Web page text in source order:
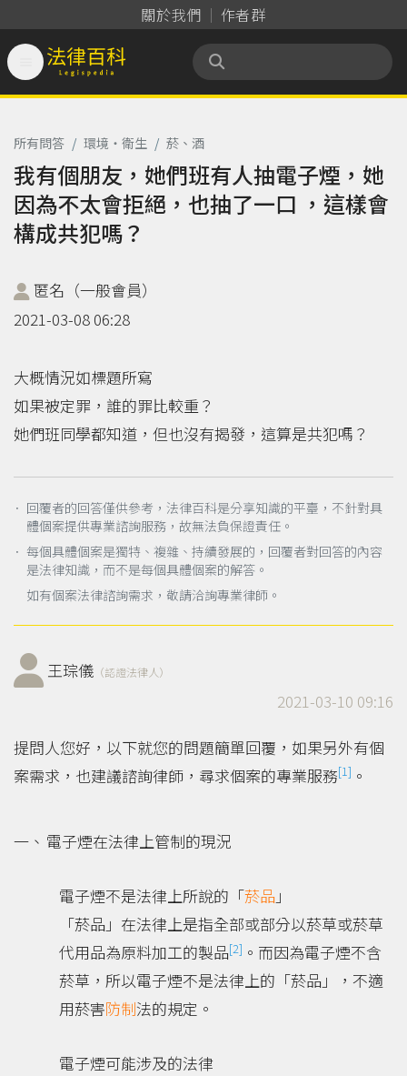
關於我們 作者群
法律百科 Legispedia
所有問答 / 環境‧衛生 / 菸、酒
我有個朋友，她們班有人抽電子煙，她
因為不太會拒絕，也抽了一口 ，這樣會
構成共犯嗎？
匿名（一般會員）
2021-03-08 06:28
大概情況如標題所寫
如果被定罪，誰的罪比較重？
她們班同學都知道，但也沒有揭發，這算是共犯嗎？
． 回覆者的回答僅供參考，法律百科是分享知識的平臺，不針對具
體個案提供專業諮詢服務，故無法負保證責任。
． 每個具體個案是獨特、複雜、持續發展的，回覆者對回答的內容
是法律知識，而不是每個具體個案的解答。
如有個案法律諮詢需求，敬請洽詢專業律師。
王琮儀 （認證法律人）
2021-03-10 09:16
提問人您好，以下就您的問題簡單回覆，如果另外有個
案需求，也建議諮詢律師，尋求個案的專業服務[1] 。
電子煙在法律上管制的現況
電子煙不是法律上所說的「菸品 」
「菸品」在法律上是指全部或部分以菸草或菸草
代用品為原料加工的製品[2] 。而因為電子煙不含
菸草，所以電子煙不是法律上的「菸品」，不適
用菸害防制法的規定。
電子煙可能涉及的法律